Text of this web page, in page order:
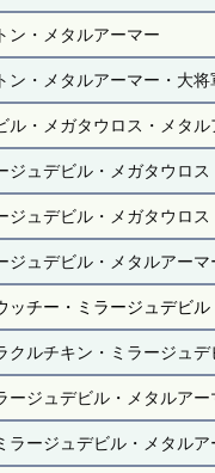
ン・メタルアーマー
・メタルアーマー・大
ル・メガタウロス・メタル
ュデビル・メガタウロ
ュデビル・メガタウロ
ュデビル・メタルアー
チー・ミラージュデビ
ルチキン・ミラージュ
ジュデビル・メタルア
ージュデビル・メタル